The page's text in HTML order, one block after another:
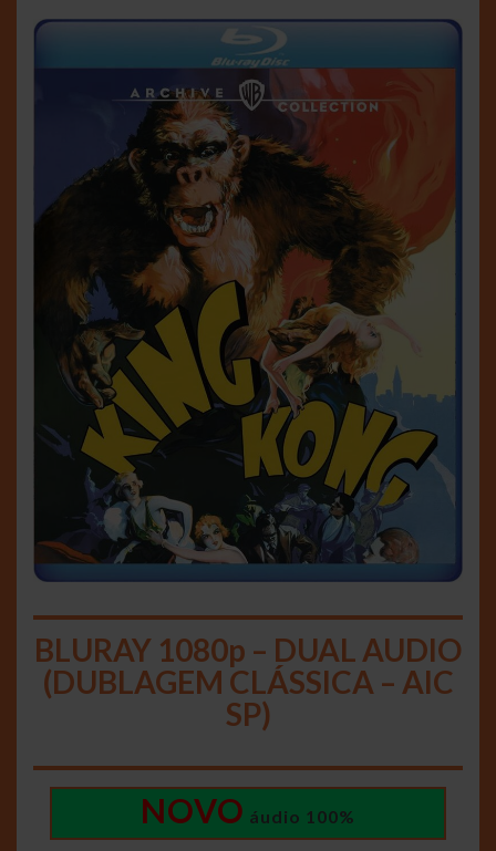
BLURAY 1080p – DUAL AUDIO
(DUBLAGEM CLÁSSICA – AIC
SP)
NOVO áudio 100%